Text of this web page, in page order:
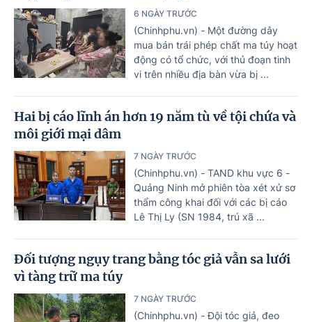
6 NGÀY TRƯỚC
(Chinhphu.vn) - Một đường dây
mua bán trái phép chất ma túy hoạt
động có tổ chức, với thủ đoạn tinh
vi trên nhiều địa bàn vừa bị ...
Hai bị cáo lĩnh án hơn 19 năm tù về tội chứa và
môi giới mại dâm
7 NGÀY TRƯỚC
(Chinhphu.vn) - TAND khu vực 6 -
Quảng Ninh mở phiên tòa xét xử sơ
thẩm công khai đối với các bị cáo
Lê Thị Ly (SN 1984, trú xã ...
Đối tượng ngụy trang bằng tóc giả vẫn sa lưới
vì tàng trữ ma túy
7 NGÀY TRƯỚC
(Chinhphu.vn) - Đội tóc giả, đeo